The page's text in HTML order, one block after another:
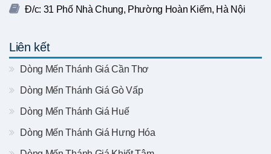
Đ/c: 31 Phố Nhà Chung, Phường Hoàn Kiếm, Hà Nội
Liên kết
Dòng Mến Thánh Giá Cần Thơ
Dòng Mến Thánh Giá Gò Vấp
Dòng Mến Thánh Giá Huế
Dòng Mến Thánh Giá Hưng Hóa